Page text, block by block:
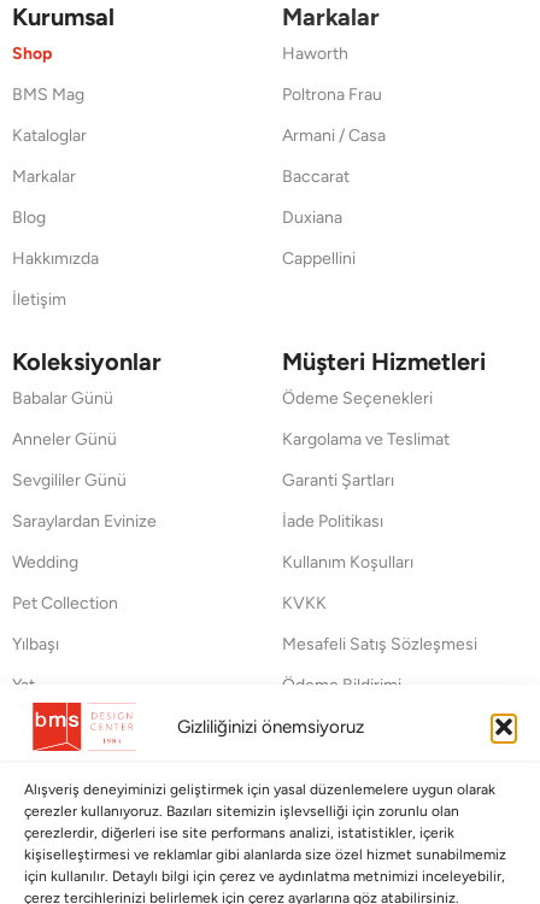
Gizliliğinizi önemsiyoruz
Alışveriş deneyiminizi geliştirmek için yasal düzenlemelere uygun olarak
çerezler kullanıyoruz. Bazıları sitemizin işlevselliği için zorunlu olan
çerezlerdir, diğerleri ise site performans analizi, istatistikler, içerik
kişiselleştirmesi ve reklamlar gibi alanlarda size özel hizmet sunabilmemiz
için kullanılır. Detaylı bilgi için çerez ve aydınlatma metnimizi inceleyebilir,
çerez tercihlerinizi belirlemek için çerez ayarlarına göz atabilirsiniz.
Kurumsal
Shop
BMS Mag
Kataloglar
Markalar
Blog
Hakkımızda
İletişim
Markalar
Haworth
Poltrona Frau
Armani / Casa
Baccarat
Duxiana
Cappellini
Koleksiyonlar
Babalar Günü
Anneler Günü
Sevgililer Günü
Saraylardan Evinize
Wedding
Pet Collection
Yılbaşı
Yat
Müşteri Hizmetleri
Ödeme Seçenekleri
Kargolama ve Teslimat
Garanti Şartları
İade Politikası
Kullanım Koşulları
KVKK
Mesafeli Satış Sözleşmesi
Ödeme Bildirimi
Hata Bildirim Formu
BÜLTENİMİZE ABONE OLUN
Kayıt olun ve fırsatlardan ilk siz yararlanın!
Bültenimize Abone Olun